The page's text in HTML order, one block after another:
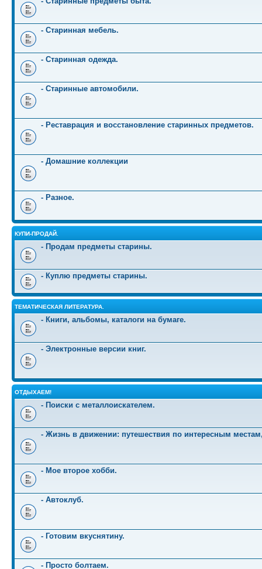
- Старинная мебель.
- Старинная одежда.
- Старинные автомобили.
- Реставрация и восстановление старинных предметов.
- Домашние коллекции
- Разное.
КУПИ-ПРОДАЙ.
- Продам предметы старины.
- Куплю предметы старины.
ТЕМАТИЧЕСКАЯ ЛИТЕРАТУРА.
- Книги, альбомы, каталоги на бумаге.
- Электронные версии книг.
ОТДЫХАЕМ!
- Поиски с металлоискателем.
- Жизнь в движении: путешествия по интересным
- Мое второе хобби.
- Автоклуб.
- Готовим вкуснятину.
- Просто болтаем.